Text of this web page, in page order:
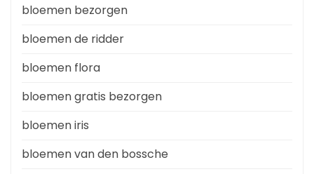
bloemen bezorgen
bloemen de ridder
bloemen flora
bloemen gratis bezorgen
bloemen iris
bloemen van den bossche